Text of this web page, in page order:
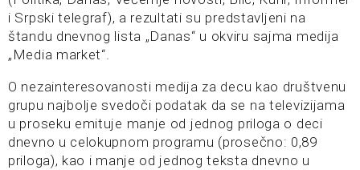
i Srpski telegraf), a rezultati su predstavljeni na
štandu dnevnog lista „Danas“ u okviru sajma medija
„Media market“.
O nezainteresovanosti medija za decu kao društvenu
grupu najbolje svedoči podatak da se na televizijama
u proseku emituje manje od jednog priloga o deci
dnevno u celokupnom programu (prosečno: 0,89
priloga), kao i manje od jednog teksta dnevno u